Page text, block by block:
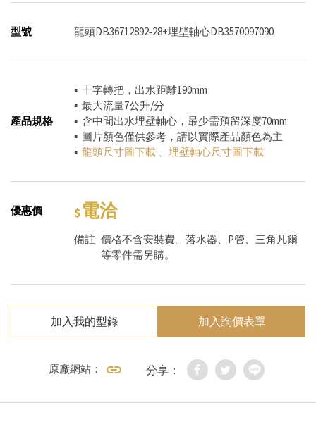
型號 龍頭DB36712892‐28+埋壁軸心DB3570097090
產品規格
▪ 十字轉把，出水距離190mm
▪ 最大流量7公升/分
▪ 含中間出水埋壁軸心，最少需預留深度70mm
▪ 圖片顏色僅供參考，請以實際產品顏色為主
▪ 龍頭尺寸圖下載 、 埋壁軸心尺寸圖下載
優惠價 電洽
備註 價格不含安裝費。落水器、P管、三角凡爾
等零件需另購。
加入我的型錄 加入詢價表單
原廠網站： 分享：